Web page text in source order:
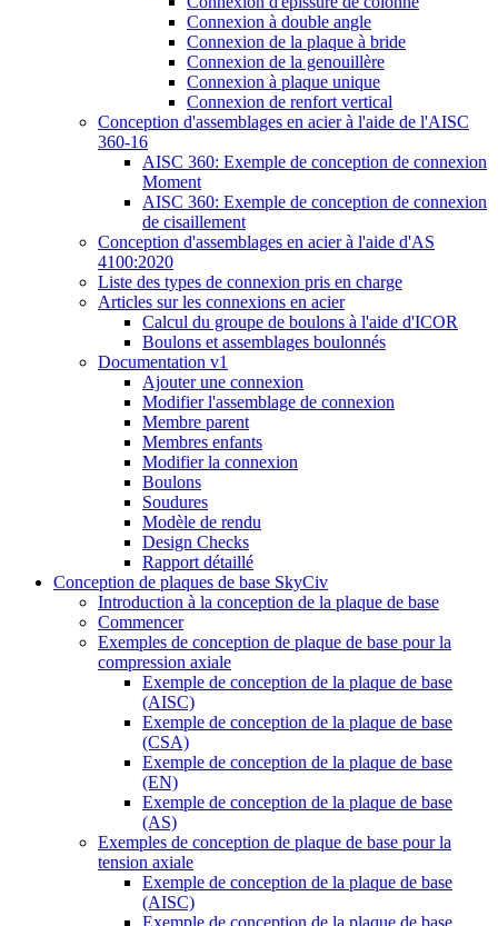
Connexion à double angle
Connexion de la plaque à bride
Connexion de la genouillère
Connexion à plaque unique
Connexion de renfort vertical
Conception d'assemblages en acier à l'aide de l'AISC
360-16
AISC 360: Exemple de conception de connexion
Moment
AISC 360: Exemple de conception de connexion
de cisaillement
Conception d'assemblages en acier à l'aide d'AS
4100:2020
Liste des types de connexion pris en charge
Articles sur les connexions en acier
Calcul du groupe de boulons à l'aide d'ICOR
Boulons et assemblages boulonnés
Documentation v1
Ajouter une connexion
Modifier l'assemblage de connexion
Membre parent
Membres enfants
Modifier la connexion
Boulons
Soudures
Modèle de rendu
Design Checks
Rapport détaillé
Conception de plaques de base SkyCiv
Introduction à la conception de la plaque de base
Commencer
Exemples de conception de plaque de base pour la
compression axiale
Exemple de conception de la plaque de base
(AISC)
Exemple de conception de la plaque de base
(CSA)
Exemple de conception de la plaque de base
(EN)
Exemple de conception de la plaque de base
(AS)
Exemples de conception de plaque de base pour la
tension axiale
Exemple de conception de la plaque de base
(AISC)